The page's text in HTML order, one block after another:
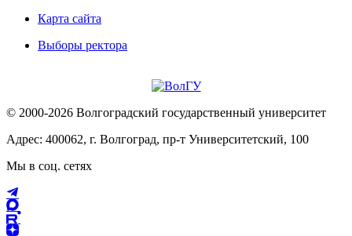
Карта сайта
Выборы ректора
© 2000-2026 Волгоградский государственный университет
Адрес: 400062, г. Волгоград, пр-т Университетский, 100
Мы в соц. сетях